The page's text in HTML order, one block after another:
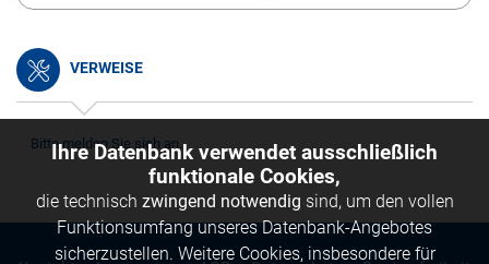
VERWEISE
Bitte melden Sie sich an.
Ihre Datenbank verwendet ausschließlich
funktionale Cookies,
die technisch zwingend notwendig sind, um den vollen
Funktionsumfang unseres Datenbank-Angebotes
sicherzustellen. Weitere Cookies, insbesondere für